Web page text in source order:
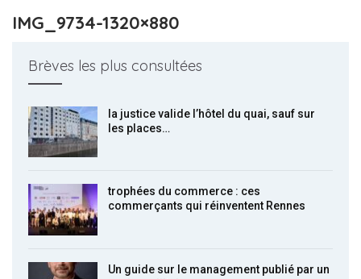
IMG_9734-1320×880
Brèves les plus consultées
la justice valide l’hôtel du quai, sauf sur
les places…
trophées du commerce : ces
commerçants qui réinventent Rennes
Un guide sur le management publié par un